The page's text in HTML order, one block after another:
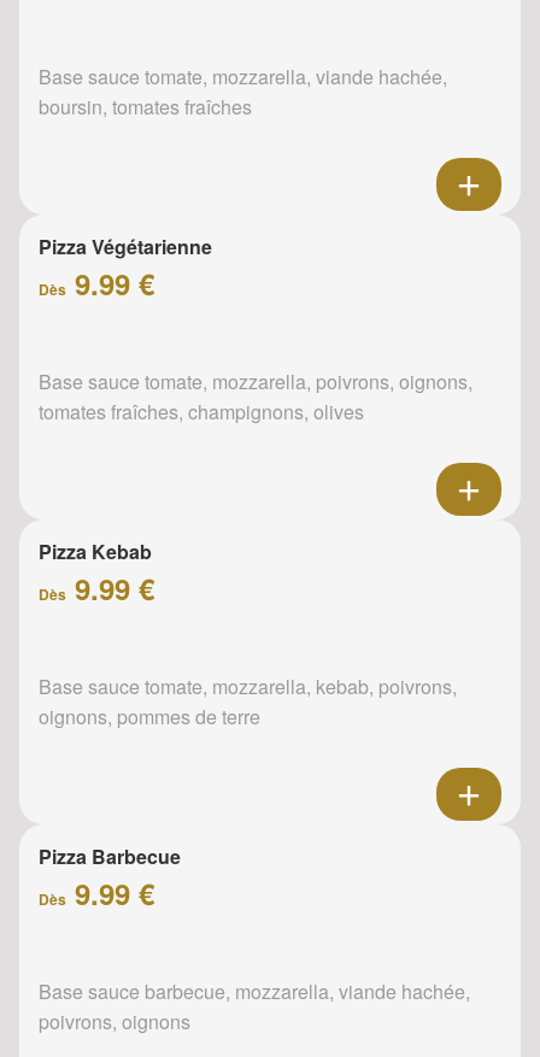
Base sauce tomate, mozzarella, viande hachée,
boursin, tomates fraîches
Pizza Végétarienne
Dès 9.99 €
Base sauce tomate, mozzarella, poivrons, oignons,
tomates fraîches, champignons, olives
Pizza Kebab
Dès 9.99 €
Base sauce tomate, mozzarella, kebab, poivrons,
oignons, pommes de terre
Pizza Barbecue
Dès 9.99 €
Base sauce barbecue, mozzarella, viande hachée,
poivrons, oignons